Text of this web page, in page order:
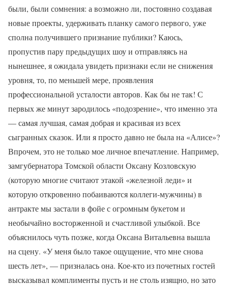
были, были сомнения: а возможно ли, постоянно создавая
новые проекты, удерживать планку самого первого, уже
сполна получившего признание публики? Каюсь,
пропустив пару предыдущих шоу и отправляясь на
нынешнее, я ожидала увидеть признаки если не снижения
уровня, то, по меньшей мере, проявления
профессиональной усталости авторов. Как бы не так! С
первых же минут зародилось «подозрение», что именно эта
— самая лучшая, самая добрая и красивая из всех
сыгранных сказок. Или я просто давно не была на «Алисе»?
Впрочем, это не только мое личное впечатление. Например,
замгубернатора Томской области Оксану Козловскую
(которую многие считают этакой «железной леди» и
которую откровенно побаиваются коллеги-мужчины) в
антракте мы застали в фойе с огромным букетом и
необычайно восторженной и счастливой улыбкой. Все
объяснилось чуть позже, когда Оксана Витальевна вышла
на сцену. «У меня было такое ощущение, что мне снова
шесть лет», — призналась она. Кое-кто из почетных гостей
высказывал комплименты пусть и не столь изящно, но зато